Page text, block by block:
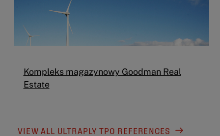
Kompleks magazynowy Goodman Real
Estate
VIEW ALL ULTRAPLY TPO REFERENCES